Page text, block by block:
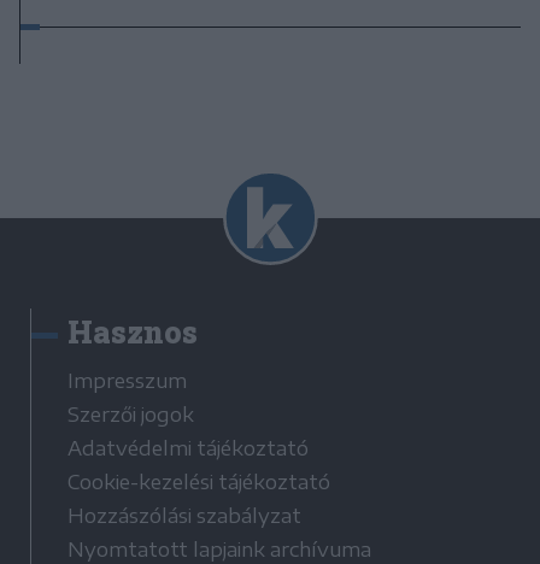
Hasznos
Impresszum
Szerzői jogok
Adatvédelmi tájékoztató
Cookie-kezelési tájékoztató
Hozzászólási szabályzat
Nyomtatott lapjaink archívuma